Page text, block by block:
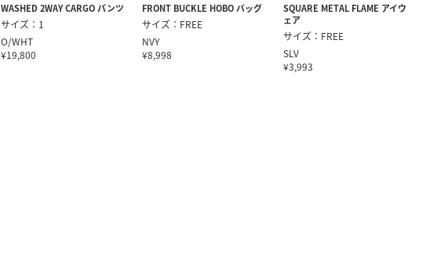
WASHED 2WAY CARGO パンツ
サイズ：1
O/WHT
¥19,800
FRONT BUCKLE HOBO バッグ
サイズ：FREE
NVY
¥8,998
SQUARE METAL FLAME アイウ
ェア
サイズ：FREE
SLV
¥3,993